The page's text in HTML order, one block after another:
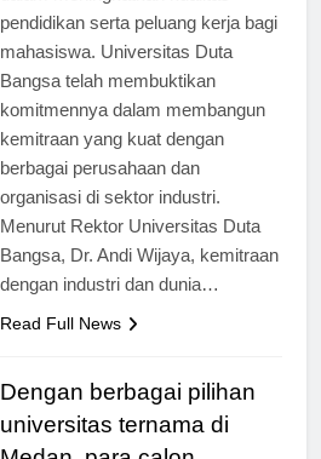
dalam meningkatkan kualitas
pendidikan serta peluang kerja bagi
mahasiswa. Universitas Duta
Bangsa telah membuktikan
komitmennya dalam membangun
kemitraan yang kuat dengan
berbagai perusahaan dan
organisasi di sektor industri.
Menurut Rektor Universitas Duta
Bangsa, Dr. Andi Wijaya, kemitraan
Dengan berbagai pilihan
universitas ternama di